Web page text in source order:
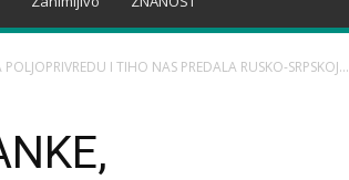
I TIHO NAS PREDALA RUSKO-SRPSKOJ...